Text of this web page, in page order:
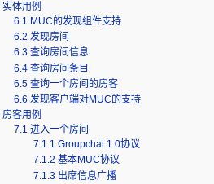
实体用例
6.1 MUC的发现组件支持
6.2 发现房间
6.3 查询房间信息
6.4 查询房间条目
6.5 查询一个房间的房客
6.6 发现客户端对MUC的支持
房客用例
7.1 进入一个房间
7.1.1 Groupchat 1.0协议
7.1.2 基本MUC协议
7.1.3 出席信息广播